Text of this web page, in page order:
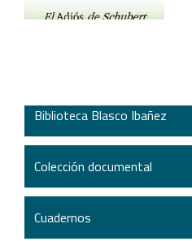
Biblioteca Blasco Ibañez
Colección documental
Cuadernos